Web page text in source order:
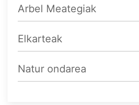
Arbel Meategiak
Elkarteak
Natur ondarea